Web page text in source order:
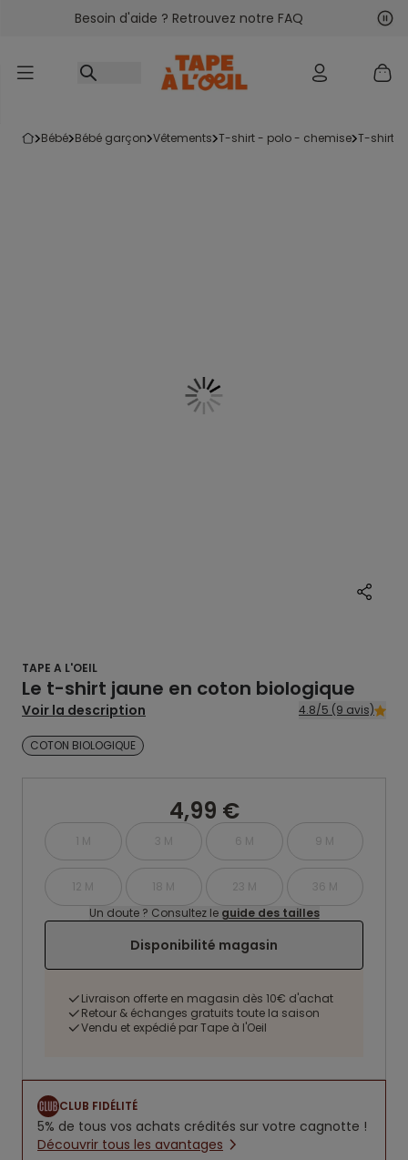
Accéder au contenu
Besoin d'aide ? Retrouvez notre FAQ
bébé bébé garçon vêtements t-shirt - polo - chemise t-shirt
TAPE A L'OEIL
Le t-shirt jaune en coton biologique
Voir la description 4.8/5 (9 avis)
COTON BIOLOGIQUE
4,99 €
1 M 3 M 6 M 9 M
12 M 18 M 23 M
36 M
Un doute ? Consultez le guide des tailles
Disponibilité magasin
Livraison offerte en magasin dès 10€ d'achat
Retour & échanges gratuits toute la saison
Vendu et expédié par Tape à l'Oeil
CLUB FIDÉLITÉ
5% de tous vos achats crédités sur votre cagnotte !
Découvrir tous les avantages